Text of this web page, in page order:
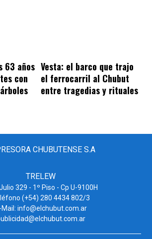
63 años
con
Vesta: el barco que trajo
el ferrocarril al Chubut
entre tragedias y rituales
CHUBUTENSE S.A
TRELEW
329 - 1º Piso - Cp U-9100H
(+54) 280 4434 802/3
Mail: info@elchubut.com.ar